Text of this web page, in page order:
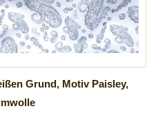
Grund, Motiv Paisley,